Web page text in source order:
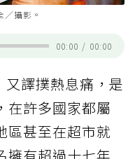
攝影。
00:00 / 00:00
又譯撲熱息痛，是
，在許多國家都屬
區甚至在超市就